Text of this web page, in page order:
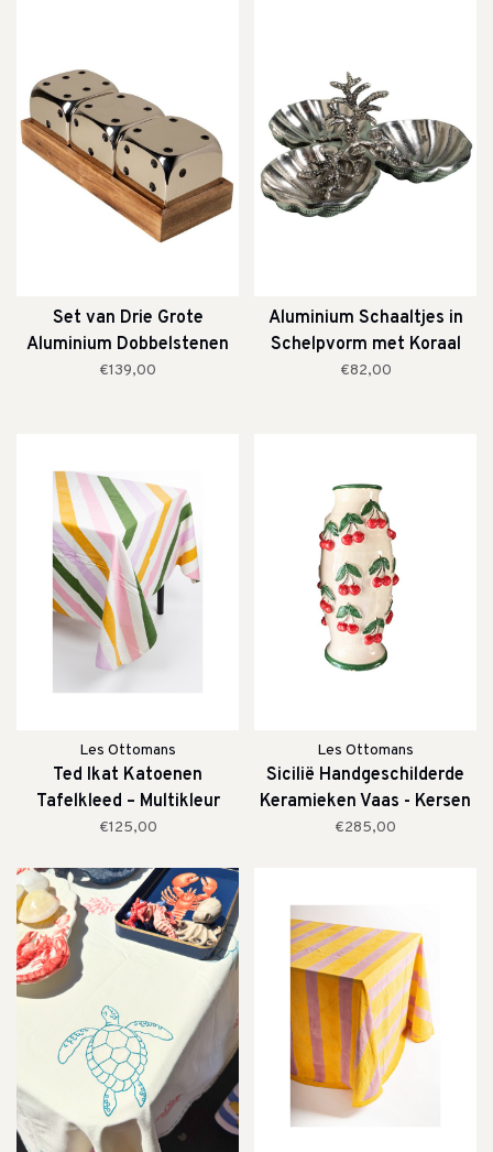
Set van Drie Grote
Aluminium Dobbelstenen
€139,00
Aluminium Schaaltjes in
Schelpvorm met Koraal
Handgreep
€82,00
Les Ottomans
Ted Ikat Katoenen
Tafelkleed – Multikleur
Strepen
€125,00
Les Ottomans
Sicilië Handgeschilderde
Keramieken Vaas - Kersen
€285,00